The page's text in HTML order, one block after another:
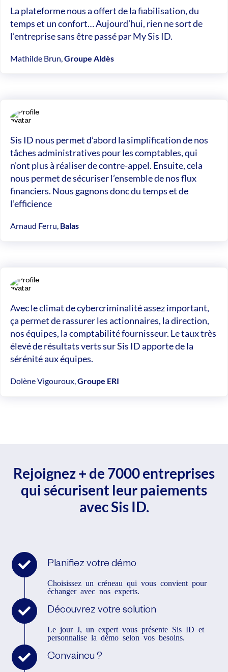
La plateforme nous a offert de la fiabilisation, du
temps et un confort… Aujourd’hui, rien ne sort de
l’entreprise sans être passé par My Sis ID.
Mathilde Brun,Groupe Aldès
Sis ID nous permet d’abord la simplification de nos
tâches administratives pour les comptables, qui
n’ont plus à réaliser de contre-appel. Ensuite, cela
nous permet de sécuriser l’ensemble de nos flux
financiers. Nous gagnons donc du temps et de
l’efficience
Arnaud Ferru, Balas
Avec le climat de cybercriminalité assez important,
ça permet de rassurer les actionnaires, la direction,
nos équipes, la comptabilité fournisseur. Le taux très
élevé de résultats verts sur Sis ID apporte de la
sérénité aux équipes.
Dolène Vigouroux,Groupe ERI
Rejoignez + de 7000 entreprises
qui sécurisent leur paiements
avec Sis ID.
Planifiez votre démo
Choisissez un créneau qui vous convient pour
échanger avec nos experts.
Découvrez votre solution
Le jour J, un expert vous présente Sis ID et
personnalise la démo selon vos besoins.
Convaincu ?